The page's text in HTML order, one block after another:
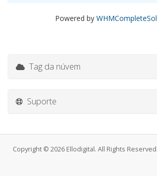
Powered by
Tag da núvem
Suporte
Copyright © 2026 Ellodigital. All Rights Reserved.